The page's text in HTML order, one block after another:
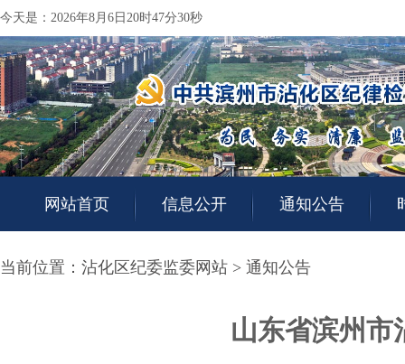
今天是：2026年8月6日20时47分31秒
网站首页 信息公开 通知公告
当前位置： 沾化区纪委监委网站 > 通知公告
山东省滨州市